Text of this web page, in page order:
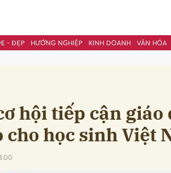
- ĐẸP HƯỚNG NGHIỆP KINH DOANH VĂN HÓA
hội tiếp cận giáo
cho học sinh Việt
Gửi bình luận